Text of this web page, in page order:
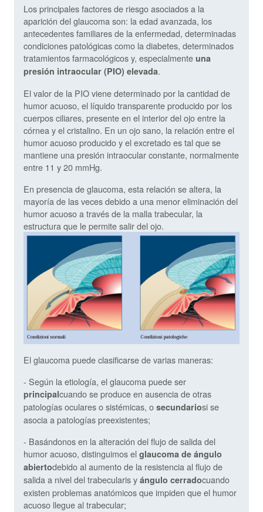
Los principales factores de riesgo asociados a la
aparición del glaucoma son: la edad avanzada, los
antecedentes familiares de la enfermedad, determinadas
condiciones patológicas como la diabetes, determinados
tratamientos farmacológicos y, especialmente una
presión intraocular (PIO) elevada.
El valor de la PIO viene determinado por la cantidad de
humor acuoso, el líquido transparente producido por los
cuerpos ciliares, presente en el interior del ojo entre la
córnea y el cristalino. En un ojo sano, la relación entre el
humor acuoso producido y el excretado es tal que se
mantiene una presión intraocular constante, normalmente
entre 11 y 20 mmHg.
En presencia de glaucoma, esta relación se altera, la
mayoría de las veces debido a una menor eliminación del
humor acuoso a través de la malla trabecular, la
estructura que le permite salir del ojo.
El glaucoma puede clasificarse de varias maneras:
- Según la etiología, el glaucoma puede ser
principalcuando se produce en ausencia de otras
patologías oculares o sistémicas, o secundariosi se
asocia a patologías preexistentes;
- Basándonos en la alteración del flujo de salida del
humor acuoso, distinguimos el glaucoma de ángulo
abiertodebido al aumento de la resistencia al flujo de
salida a nivel del trabecularis y ángulo cerradocuando
existen problemas anatómicos que impiden que el humor
acuoso llegue al trabecular;